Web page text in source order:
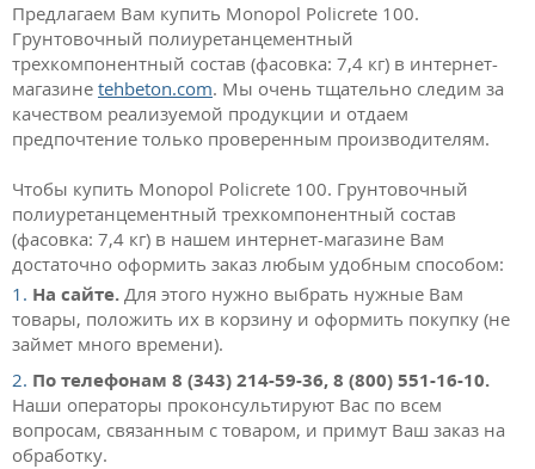
Предлагаем Вам купить Monopol Policrete 100.
Грунтовочный полиуретанцементный
трехкомпонентный состав (фасовка: 7,4 кг) в интернет-
магазине tehbeton.com. Мы очень тщательно следим за
качеством реализуемой продукции и отдаем
предпочтение только проверенным производителям.
Чтобы купить Monopol Policrete 100. Грунтовочный
полиуретанцементный трехкомпонентный состав
(фасовка: 7,4 кг) в нашем интернет-магазине Вам
достаточно оформить заказ любым удобным способом:
На сайте. Для этого нужно выбрать нужные Вам
товары, положить их в корзину и оформить покупку (не
займет много времени).
По телефонам 8 (343) 214-59-36, 8 (800) 551-16-10.
Наши операторы проконсультируют Вас по всем
вопросам, связанным с товаром, и примут Ваш заказ на
обработку.